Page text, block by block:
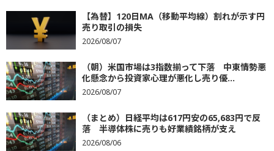
【為替】120日MA（移動平均線）割れが示す円
売り取引の損失
2026/08/07
（朝）米国市場は3指数揃って下落 中東情勢悪
化懸念から投資家心理が悪化し売り優...
2026/08/07
（まとめ）日経平均は617円安の65,683円で反
落 半導体株に売りも好業績銘柄が支え
2026/08/06